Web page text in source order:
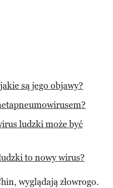
są jego objawy?
ludzki może być
to nowy wirus?
wyglądają złowrogo.